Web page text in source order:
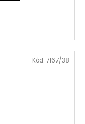
Kód: 7167/38